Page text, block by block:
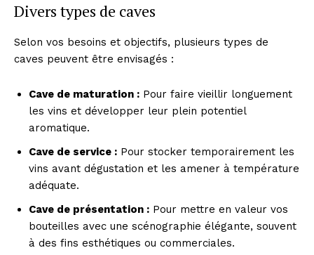
Divers types de caves
Selon vos besoins et objectifs, plusieurs types de
caves peuvent être envisagés :
Cave de maturation : Pour faire vieillir longuement
les vins et développer leur plein potentiel
aromatique.
Cave de service : Pour stocker temporairement les
vins avant dégustation et les amener à température
adéquate.
Cave de présentation : Pour mettre en valeur vos
bouteilles avec une scénographie élégante, souvent
à des fins esthétiques ou commerciales.